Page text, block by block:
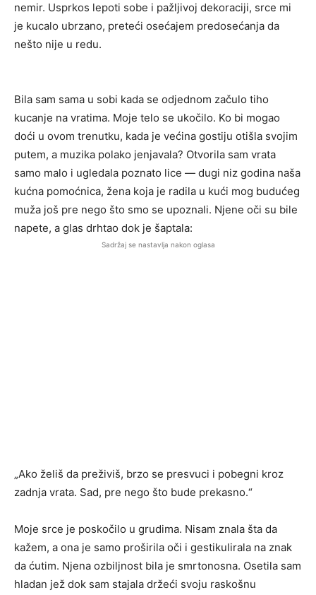
nemir. Usprkos lepoti sobe i pažljivoj dekoraciji, srce mi
je kucalo ubrzano, preteći osećajem predosećanja da
nešto nije u redu.
Bila sam sama u sobi kada se odjednom začulo tiho
kucanje na vratima. Moje telo se ukočilo. Ko bi mogao
doći u ovom trenutku, kada je većina gostiju otišla svojim
putem, a muzika polako jenjavala? Otvorila sam vrata
samo malo i ugledala poznato lice — dugi niz godina naša
kućna pomoćnica, žena koja je radila u kući mog budućeg
muža još pre nego što smo se upoznali. Njene oči su bile
napete, a glas drhtao dok je šaptala:
Sadržaj se nastavlja nakon oglasa
„Ako želiš da preživiš, brzo se presvuci i pobegni kroz
zadnja vrata. Sad, pre nego što bude prekasno.“
Moje srce je poskočilo u grudima. Nisam znala šta da
kažem, a ona je samo proširila oči i gestikulirala na znak
da ćutim. Njena ozbiljnost bila je smrtonosna. Osetila sam
hladan jež dok sam stajala držeći svoju raskošnu